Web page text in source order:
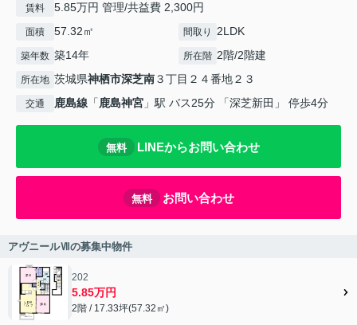
賃料 5.85万円 管理/共益費 2,300円
面積 57.32㎡ 間取り 2LDK
築年数 築14年 所在階 2階/2階建
所在地 茨城県神栖市深芝南３丁目２４番地２３
交通 鹿島線 「鹿島神宮 」駅 バス25分 「深芝新田」 停歩4分
無料 LINEからお問い合わせ
無料 お問い合わせ
アヴニールⅦの募集中物件
202
5.85万円
2階 / 17.33坪(57.32㎡)